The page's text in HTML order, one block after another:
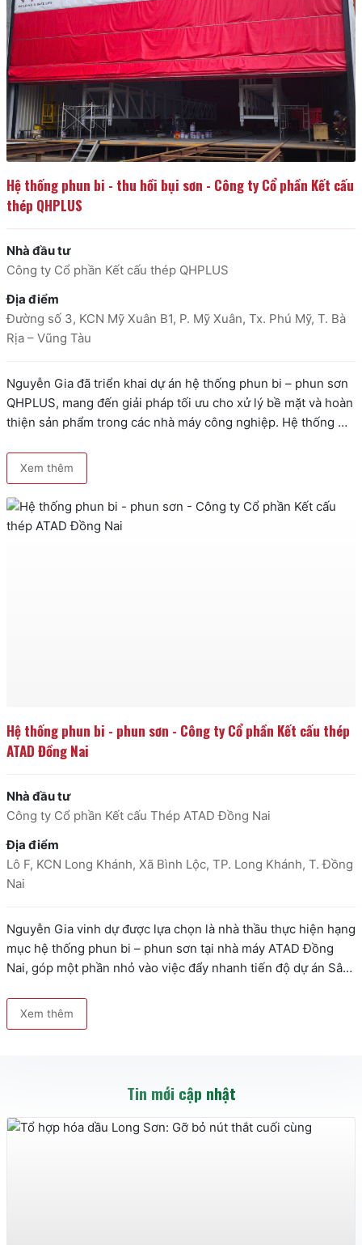
Hệ thống phun bi - thu hồi bụi sơn - Công ty Cổ phần Kết cấu
thép QHPLUS
Nhà đầu tư
Công ty Cổ phần Kết cấu thép QHPLUS
Địa điểm
Đường số 3, KCN Mỹ Xuân B1, P. Mỹ Xuân, Tx. Phú Mỹ, T. Bà
Rịa – Vũng Tàu
Nguyễn Gia đã triển khai dự án hệ thống phun bi – phun sơn
QHPLUS, mang đến giải pháp tối ưu cho xử lý bề mặt và hoàn
thiện sản phẩm trong các nhà máy công nghiệp. Hệ thống
thuật cao và …
Xem thêm
Hệ thống phun bi - phun sơn - Công ty Cổ phần Kết cấu thép
ATAD Đồng Nai
Nhà đầu tư
Công ty Cổ phần Kết cấu Thép ATAD Đồng Nai
Địa điểm
Lô F, KCN Long Khánh, Xã Bình Lộc, TP. Long Khánh, T. Đồng
Nai
Nguyễn Gia vinh dự được lựa chọn là nhà thầu thực hiện hạng
mục hệ thống phun bi – phun sơn tại nhà máy ATAD Đồng
Nai, góp một phần nhỏ vào việc đẩy nhanh tiến độ dự án Sân
phun sơn …
Xem thêm
Tin mới cập nhật